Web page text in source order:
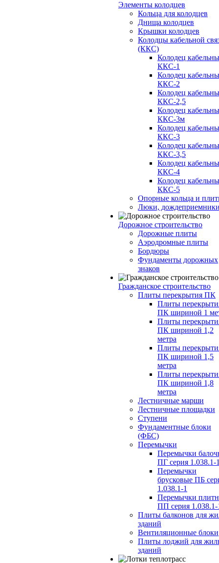
Элементы колодцев
Кольца для колодцев
Днища колодцев
Крышки колодцев
Колодцы кабельной
(ККС)
Колодец
ККС-1
Колодец
ККС-2
Колодец
ККС-2,5
Колодец
ККС-3м
Колодец
ККС-3
Колодец
ККС-3,5
Колодец
ККС-4
Колодец
ККС-5
Опорные кольца и
Люки,
Дорожное строительство
Дорожные плиты
Аэродромные плиты
Бордюры
Фундаменты дорожных
знаков
Гражданское строительство
Плиты перекрытия ПК
Плиты
ПК шириной 1
Плиты
ПК шириной 1,2
метра
Плиты
ПК шириной 1,5
метра
Плиты
ПК шириной 1,8
метра
Лестничные марши
Лестничные площадки
Ступени
Фундаментные блоки
(ФБС)
Перемычки
Перемычки
ПГ серия 1.038.1-
Перемычки
брусковые ПБ
1.038.1-1
Перемычки
ПП серия 1.038.1-
Плиты балконов для
зданий
Вентиляционные блоки
Плиты лоджий для
зданий